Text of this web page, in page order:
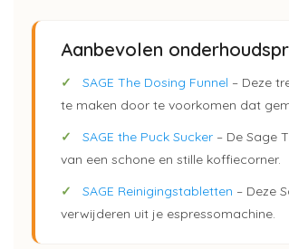
Aanbevolen
✓ SAGE The Dosing Funnel – Deze
te maken door te voorkomen dat
✓
SAGE the Puck Sucker – De Sage
van een schone en stille koffiecorner.
✓
SAGE Reinigingstabletten – Deze
verwijderen uit je espressomachine.